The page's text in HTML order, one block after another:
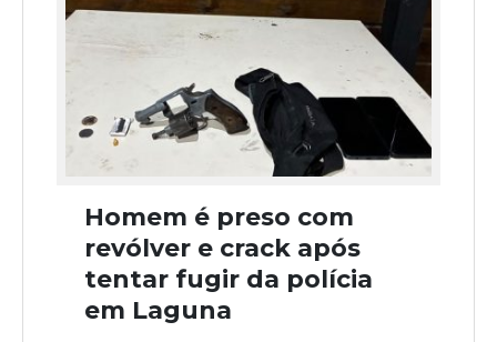
Homem é preso com
revólver e crack após
tentar fugir da polícia
em Laguna